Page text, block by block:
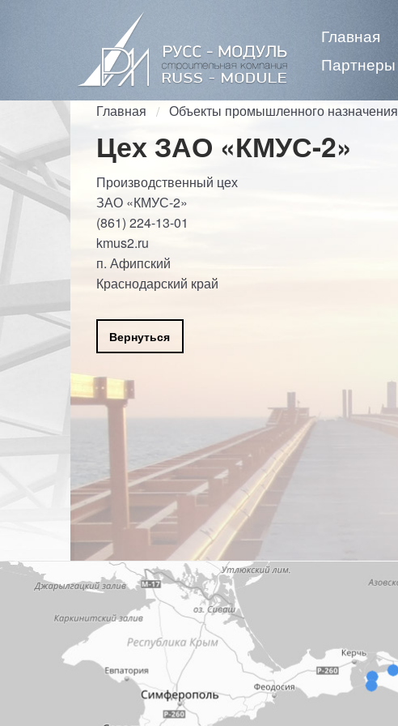
Главная
Партнеры
Главная Объекты промышленного назначения
Цех ЗАО «КМУС-2»
Производственный цех
ЗАО «КМУС-2»
(861) 224-13-01
kmus2.ru
п. Афипский
Краснодарский край
Вернуться